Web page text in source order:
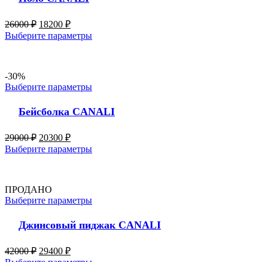
26000₽ 18200 ₽
Выберите параметры
-30%
Выберите параметры
Бейсболка CANALI
29000₽ 20300 ₽
Выберите параметры
ПРОДАНО
Выберите параметры
Джинсовый пиджак CANALI
42000₽ 29400 ₽